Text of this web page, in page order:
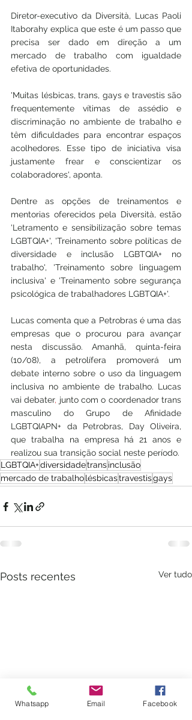
Diretor-executivo da Diversità, Lucas Paoli
Itaborahy explica que este é um passo que
precisa ser dado em direção a um
mercado de trabalho com igualdade
efetiva de oportunidades.
'Muitas lésbicas, trans, gays e travestis são
frequentemente vítimas de assédio e
discriminação no ambiente de trabalho e
têm dificuldades para encontrar espaços
acolhedores. Esse tipo de iniciativa visa
justamente frear e conscientizar os
colaboradores', aponta.
Dentre as opções de treinamentos e
mentorias oferecidos pela Diversità, estão
'Letramento e sensibilização sobre temas
LGBTQIA+', 'Treinamento sobre políticas de
diversidade e inclusão LGBTQIA+ no
trabalho', 'Treinamento sobre linguagem
inclusiva' e 'Treinamento sobre segurança
psicológica de trabalhadores LGBTQIA+'.
Lucas comenta que a Petrobras é uma das
empresas que o procurou para avançar
nesta discussão. Amanhã, quinta-feira
(10/08), a petrolífera promoverá um
debate interno sobre o uso da linguagem
inclusiva no ambiente de trabalho. Lucas
vai debater, junto com o coordenador trans
masculino do Grupo de Afinidade
LGBTQIAPN+ da Petrobras, Day Oliveira,
que trabalha na empresa há 21 anos e
realizou sua transição social neste período.
LGBTQIA+diversidadetransinclusão
mercado de trabalholésbicastravestisgays
Posts recentes Ver tudo
Whatsapp Email Facebook